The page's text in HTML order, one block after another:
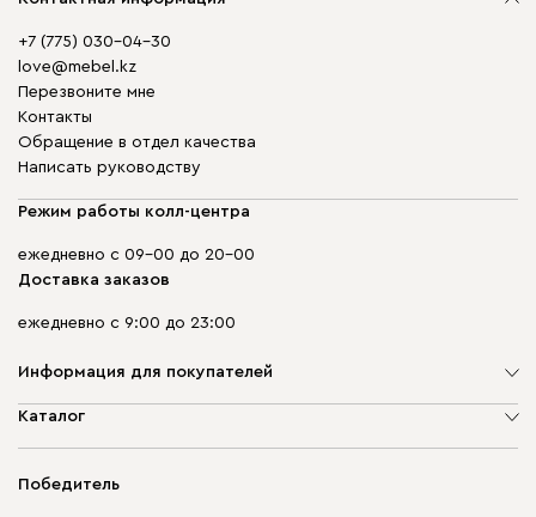
+7 (775) 030-04-30
love@mebel.kz
Перезвоните мне
Контакты
Обращение в отдел качества
Написать руководству
Режим работы колл-центра
ежедневно с 09-00 до 20-00
Доставка заказов
ежедневно с 9:00 до 23:00
Информация для покупателей
О компании
Гарантия
Каталог
Корпусная мебель
Победитель